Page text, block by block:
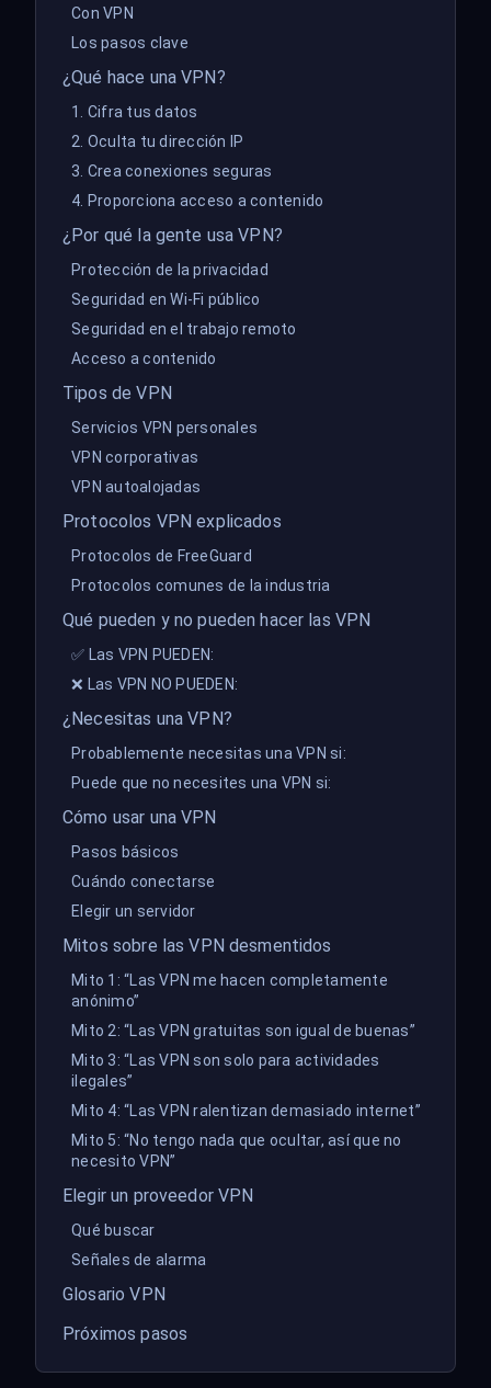
Con VPN
Los pasos clave
¿Qué hace una VPN?
1. Cifra tus datos
2. Oculta tu dirección IP
3. Crea conexiones seguras
4. Proporciona acceso a contenido
¿Por qué la gente usa VPN?
Protección de la privacidad
Seguridad en Wi-Fi público
Seguridad en el trabajo remoto
Acceso a contenido
Tipos de VPN
Servicios VPN personales
VPN corporativas
VPN autoalojadas
Protocolos VPN explicados
Protocolos de FreeGuard
Protocolos comunes de la industria
Qué pueden y no pueden hacer las VPN
✅ Las VPN PUEDEN:
❌ Las VPN NO PUEDEN:
¿Necesitas una VPN?
Probablemente necesitas una VPN si:
Puede que no necesites una VPN si:
Cómo usar una VPN
Pasos básicos
Cuándo conectarse
Elegir un servidor
Mitos sobre las VPN desmentidos
Mito 1: “Las VPN me hacen completamente
anónimo”
Mito 2: “Las VPN gratuitas son igual de buenas”
Mito 3: “Las VPN son solo para actividades
ilegales”
Mito 4: “Las VPN ralentizan demasiado internet”
Mito 5: “No tengo nada que ocultar, así que no
necesito VPN”
Elegir un proveedor VPN
Qué buscar
Señales de alarma
Glosario VPN
Próximos pasos